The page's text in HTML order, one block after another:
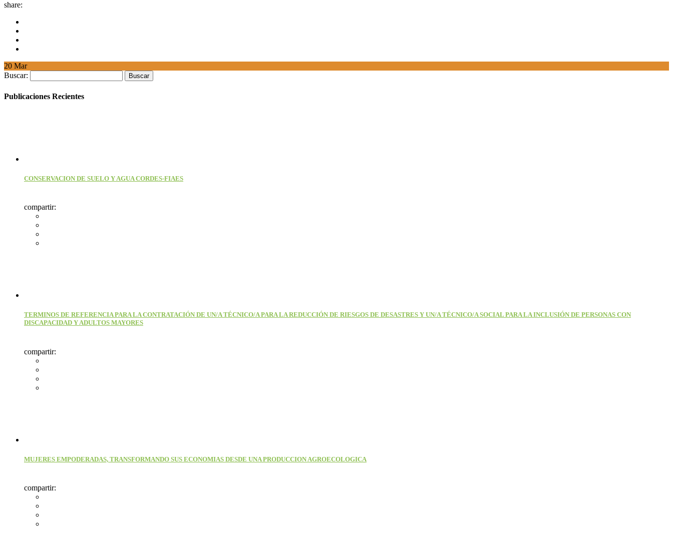
share:
20 Mar
Buscar:
Publicaciones Recientes
CONSERVACION DE SUELO Y AGUA CORDES-FIAES
compartir:
TERMINOS DE REFERENCIA PARA LA CONTRATACIÓN DE UN/A TÉCNICO/A PARA LA REDUCCIÓN DE RIESGOS DE DESASTRES Y UN/A TÉCNICO/A SOCIAL PARA LA INCLUSIÓN DE PERSONAS CON
DISCAPACIDAD Y ADULTOS MAYORES
compartir:
MUJERES EMPODERADAS, TRANSFORMANDO SUS ECONOMIAS DESDE UNA PRODUCCION AGROECOLOGICA
compartir: